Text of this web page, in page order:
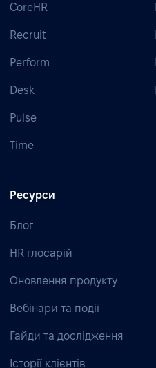
CoreHR
Recruit
Perform
Desk
Pulse
Time
Ресурси
Блог
HR глосарій
Оновлення продукту
Вебінари та події
Гайди та дослідження
Історії клієнтів